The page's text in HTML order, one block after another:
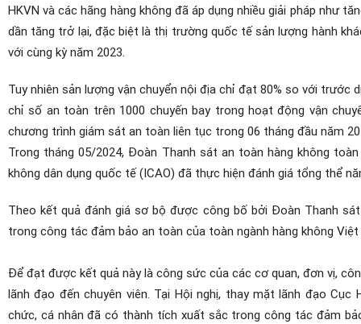
HKVN và các hãng hàng không đã áp dụng nhiều giải pháp như
dần tăng trở lại, đặc biệt là thị trường quốc tế sản lượng hành
với cùng kỳ năm 2023.
Tuy nhiên sản lượng vận chuyển nội địa chỉ đạt 80% so với
chỉ số an toàn trên 1000 chuyến bay trong hoạt động vận
chương trình giám sát an toàn liên tục trong 06 tháng đầu năm
Trong tháng 05/2024, Đoàn Thanh sát an toàn hàng không
không dân dụng quốc tế (ICAO) đã thực hiện đánh giá tổng thể
Theo kết quả đánh giá sơ bộ được công bố bởi Đoàn Thanh
trong công tác đảm bảo an toàn của toàn ngành hàng không
Để đạt được kết quả này là công sức của các cơ quan, đơn vị,
lãnh đạo đến chuyên viên. Tại Hội nghị, thay mặt lãnh đạo
chức, cá nhân đã có thành tích xuất sắc trong công tác đảm